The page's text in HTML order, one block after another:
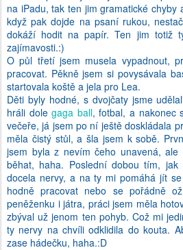
na iPadu, tak ten jim gramatické chyby
když pak dojde na psaní rukou,
dokáží hodit na papír. Ten jim totiž
zajímavosti.:)
O půl třetí jsem musela vypadnout,
pracovat. Pěkně jsem si povysávala
startovala koště a jela pro Lea.
Děti byly hodné, s dvojčaty jsme
hráli dolegaga ball, fotbal, a nakonec
večeře, já jsem po ní ještě doskládala
měla čistý stůl, a šla jsem k sobě.
jsem byla z nevím čeho unavená,
běhat, haha. Poslední dobou tím,
docela nervy, a na ty mi pomáhá jít
hodně pracovat nebo se pořádně
peněženku i játra, práci jsem měla
zbýval už jenom ten pohyb. Což mi
ty nervy na chvíli odklidila do kouta.
zase hádečku, haha.:D